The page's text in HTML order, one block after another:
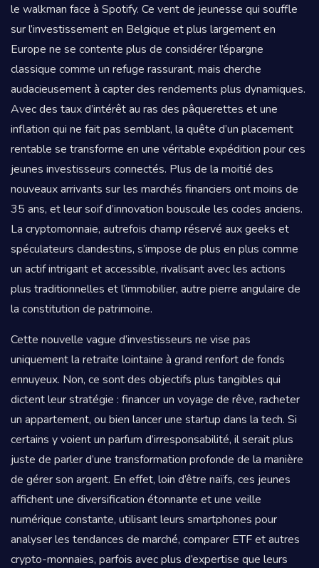
le walkman face à Spotify. Ce vent de jeunesse qui souffle
sur l’investissement en Belgique et plus largement en
Europe ne se contente plus de considérer l’épargne
classique comme un refuge rassurant, mais cherche
audacieusement à capter des rendements plus dynamiques.
Avec des taux d’intérêt au ras des pâquerettes et une
inflation qui ne fait pas semblant, la quête d’un placement
rentable se transforme en une véritable expédition pour ces
jeunes investisseurs connectés. Plus de la moitié des
nouveaux arrivants sur les marchés financiers ont moins de
35 ans, et leur soif d’innovation bouscule les codes anciens.
La cryptomonnaie, autrefois champ réservé aux geeks et
spéculateurs clandestins, s’impose de plus en plus comme
un actif intrigant et accessible, rivalisant avec les actions
plus traditionnelles et l’immobilier, autre pierre angulaire de
la constitution de patrimoine.
Cette nouvelle vague d’investisseurs ne vise pas
uniquement la retraite lointaine à grand renfort de fonds
ennuyeux. Non, ce sont des objectifs plus tangibles qui
dictent leur stratégie : financer un voyage de rêve, racheter
un appartement, ou bien lancer une startup dans la tech. Si
certains y voient un parfum d’irresponsabilité, il serait plus
juste de parler d’une transformation profonde de la manière
de gérer son argent. En effet, loin d’être naïfs, ces jeunes
affichent une diversification étonnante et une veille
numérique constante, utilisant leurs smartphones pour
analyser les tendances de marché, comparer ETF et autres
crypto-monnaies, parfois avec plus d’expertise que leurs